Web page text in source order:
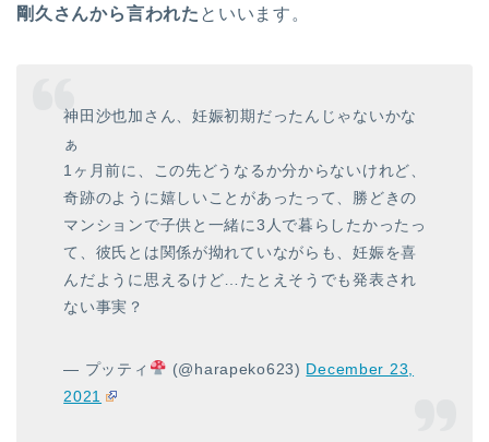
剛久さんから言われた といいます。
神田沙也加さん、妊娠初期だったんじゃないかな
ぁ
1ヶ月前に、この先どうなるか分からないけれど、
奇跡のように嬉しいことがあったって、勝どきの
マンションで子供と一緒に3人で暮らしたかったっ
て、彼氏とは関係が拗れていながらも、妊娠を喜
んだように思えるけど…たとえそうでも発表され
ない事実？
— プッティ (@harapeko623) December 23,
2021